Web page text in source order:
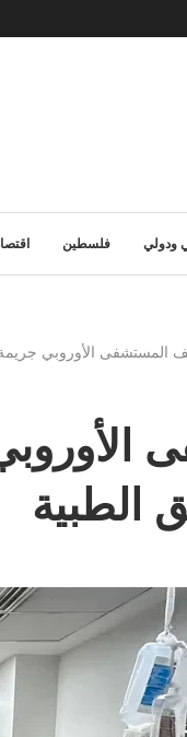
ودولي فلسطين
المستشفى الأوروبي جريمة
الطبية